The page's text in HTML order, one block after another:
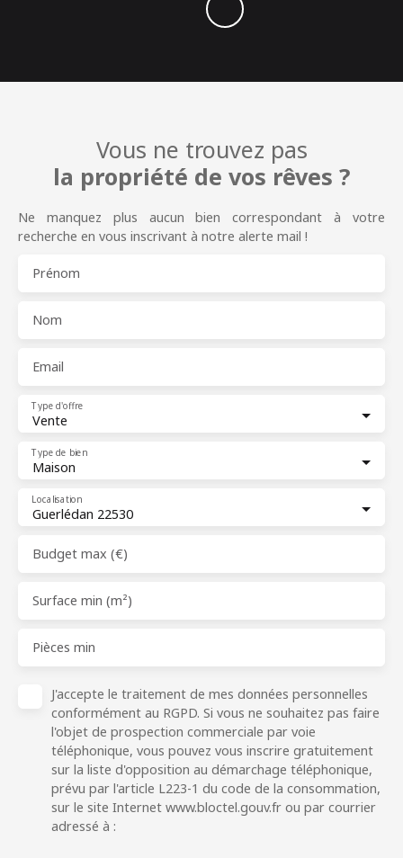
Vous ne trouvez pas
la propriété de vos rêves ?
Ne manquez plus aucun bien correspondant à votre
recherche en vous inscrivant à notre alerte mail !
Prénom
Nom
Email
Vente
Type d'offre
Maison
Type de bien
Guerlédan 22530
Localisation
Budget max (€)
Surface min (m²)
Pièces min
J'accepte le traitement de mes données personnelles
conformément au RGPD. Si vous ne souhaitez pas faire
l'objet de prospection commerciale par voie
téléphonique, vous pouvez vous inscrire gratuitement
sur la liste d'opposition au démarchage téléphonique,
prévu par l'article L223-1 du code de la consommation,
sur le site Internet www.bloctel.gouv.fr ou par courrier
adressé à :